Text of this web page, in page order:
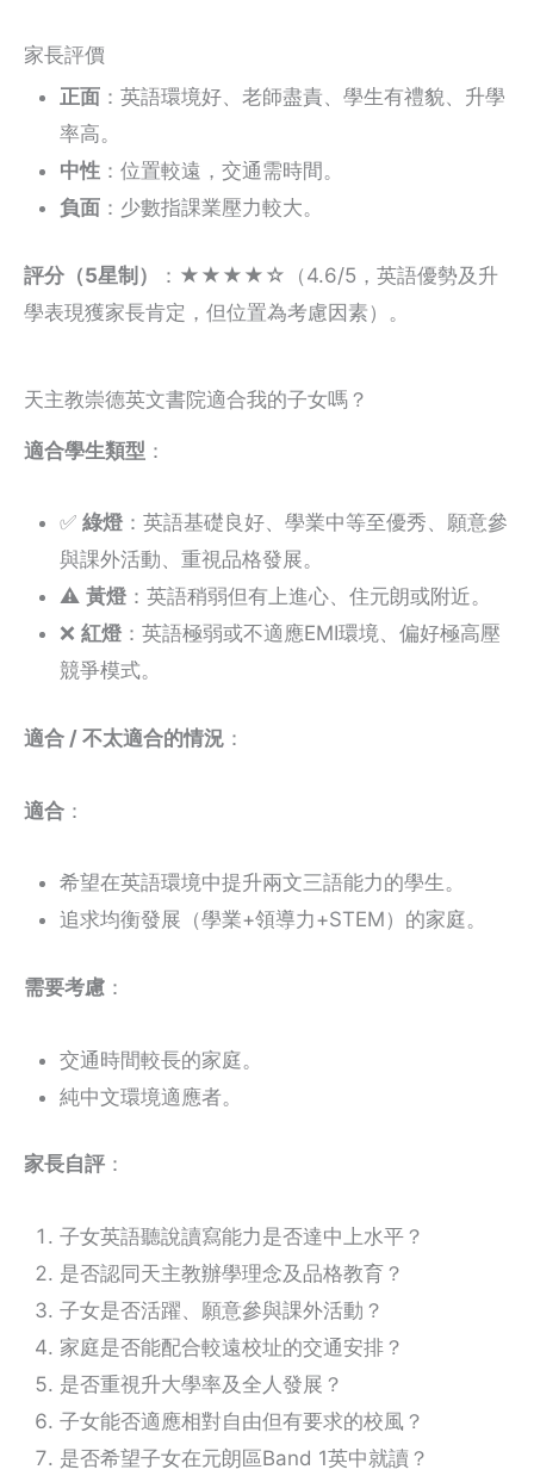
家長評價
正面 ：英語環境好、老師盡責、學生有禮貌、升學
率高。
中性 ：位置較遠，交通需時間。
負面 ：少數指課業壓力較大。
評分（5星制）
：★★★★☆（4.6/5，英語優勢及升
學表現獲家長肯定，但位置為考慮因素）。
天主教崇德英文書院適合我的子女嗎？
適合學生類型 ：
✅ 綠燈 ：英語基礎良好、學業中等至優秀、願意參
與課外活動、重視品格發展。
⚠️ 黃燈 ：英語稍弱但有上進心、住元朗或附近。
❌ 紅燈 ：英語極弱或不適應EMI環境、偏好極高壓
競爭模式。
適合 / 不太適合的情況 ：
適合 ：
希望在英語環境中提升兩文三語能力的學生。
追求均衡發展（學業+領導力+STEM）的家庭。
需要考慮 ：
交通時間較長的家庭。
純中文環境適應者。
家長自評 ：
子女英語聽說讀寫能力是否達中上水平？
是否認同天主教辦學理念及品格教育？
子女是否活躍、願意參與課外活動？
家庭是否能配合較遠校址的交通安排？
是否重視升大學率及全人發展？
子女能否適應相對自由但有要求的校風？
是否希望子女在元朗區Band 1英中就讀？